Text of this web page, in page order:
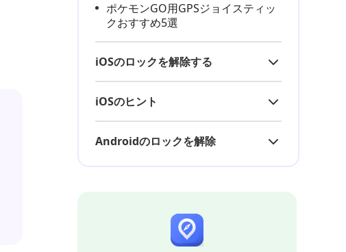
ポケモンGO用GPSジョイスティッ
クおすすめ5選
iOSのロックを解除する
iOSのヒント
Androidのロックを解除